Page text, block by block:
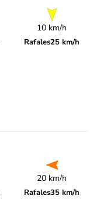
10 km/h
Rafales25 km/h
20 km/h
Rafales35 km/h